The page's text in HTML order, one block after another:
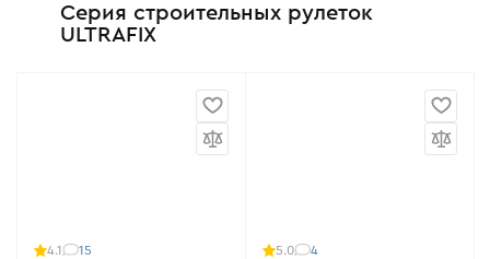
Серия строительных рулеток
ULTRAFIX
4.1 15 5.0 4